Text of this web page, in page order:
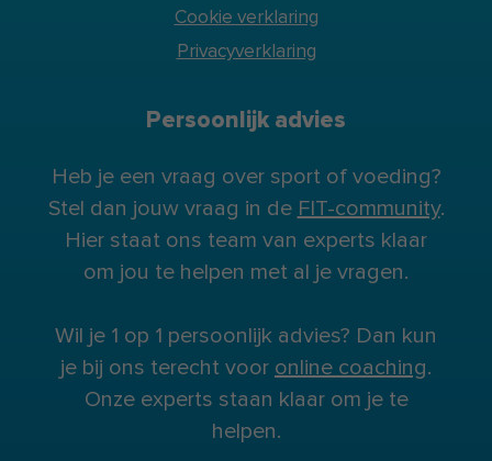
Cookie verklaring
Privacyverklaring
Persoonlijk advies
Heb je een vraag over sport of voeding?
Stel dan jouw vraag in de FIT-community.
Hier staat ons team van experts klaar
om jou te helpen met al je vragen.
Wil je 1 op 1 persoonlijk advies? Dan kun
je bij ons terecht voor online coaching.
Onze experts staan klaar om je te
helpen.